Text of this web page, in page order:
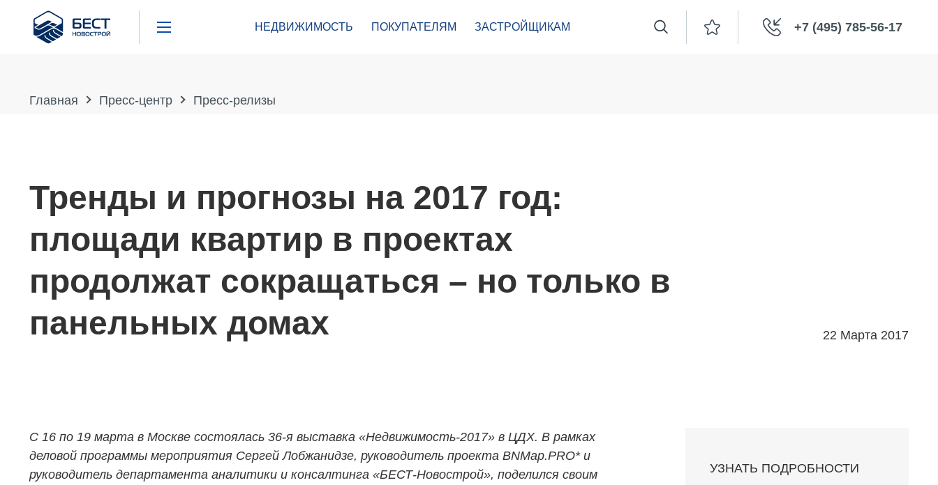
Бест
Новострой
НЕДВИЖИМОСТЬ ПОКУПАТЕЛЯМ ЗАСТРОЙЩИКАМ +7 (495) 785-56-17
Главная Пресс-центр Пресс-релизы
Тренды и прогнозы на 2017 год:
площади квартир в проектах
продолжат сокращаться – но только в
панельных домах
22 Марта 2017
С 16 по 19 марта в Москве состоялась 36-я выставка «Недвижимость-2017» в ЦДХ. В рамках
деловой программы мероприятия Сергей Лобжанидзе, руководитель проекта BNMap.PRO* и
руководитель департамента аналитики и консалтинга «БЕСТ-Новострой», поделился своим
УЗНАТЬ ПОДРОБНОСТИ